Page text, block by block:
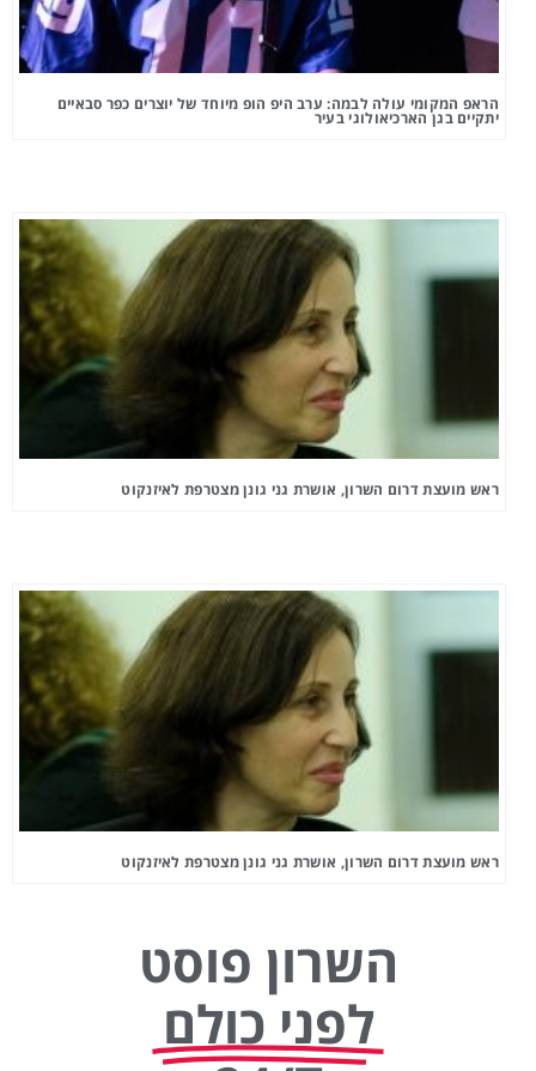
הראפ המקומי עולה לבמה: ערב היפ הופ מיוחד של יוצרים כפר סבאיים
יתקיים בגן הארכיאולוגי בעיר
ראש מועצת דרום השרון, אושרת גני גונן מצטרפת לאיזנקוט
ראש מועצת דרום השרון, אושרת גני גונן מצטרפת לאיזנקוט
השרון פוסט
לפני כולם